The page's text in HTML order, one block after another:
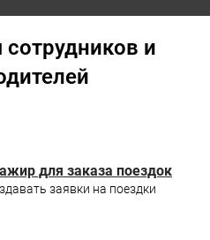
и
для заказа поездок
заявки на поездки